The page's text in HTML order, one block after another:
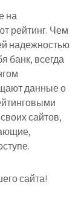
на
рейтинг. Чем
надежностью
банк, всегда
данные о
сайтов,
сайта!